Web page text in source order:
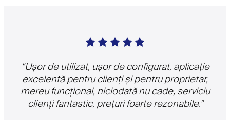
“Ușor de utilizat, ușor de configurat, aplicație
excelentă pentru clienți și pentru proprietar,
mereu funcțional, niciodată nu cade, serviciu
clienți fantastic, prețuri foarte rezonabile.”